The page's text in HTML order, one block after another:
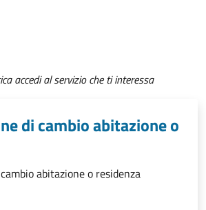
accedi al servizio che ti interessa
di cambio abitazione o
abitazione o residenza